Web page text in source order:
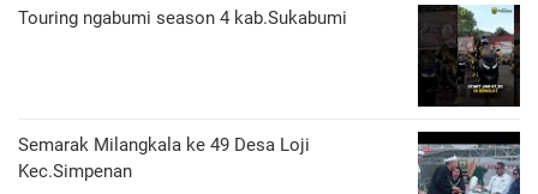
Touring ngabumi season 4 kab.Sukabumi
Semarak Milangkala ke 49 Desa Loji
Kec.Simpenan